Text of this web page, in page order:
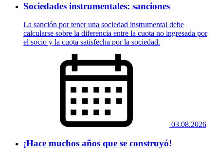
Sociedades instrumentales: sanciones
La sanción por tener una sociedad instrumental debe
calcularse sobre la diferencia entre la cuota no ingresada por
el socio y la cuota satisfecha por la sociedad.
03.08.2026
¡Hace muchos años que se construyó!